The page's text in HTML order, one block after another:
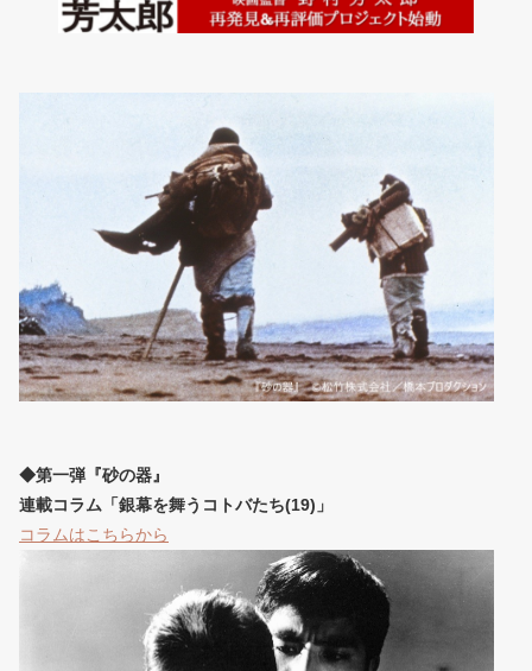
◆第一弾『砂の器』
連載コラム「銀幕を舞うコトバたち(19)」
コラムはこちらから